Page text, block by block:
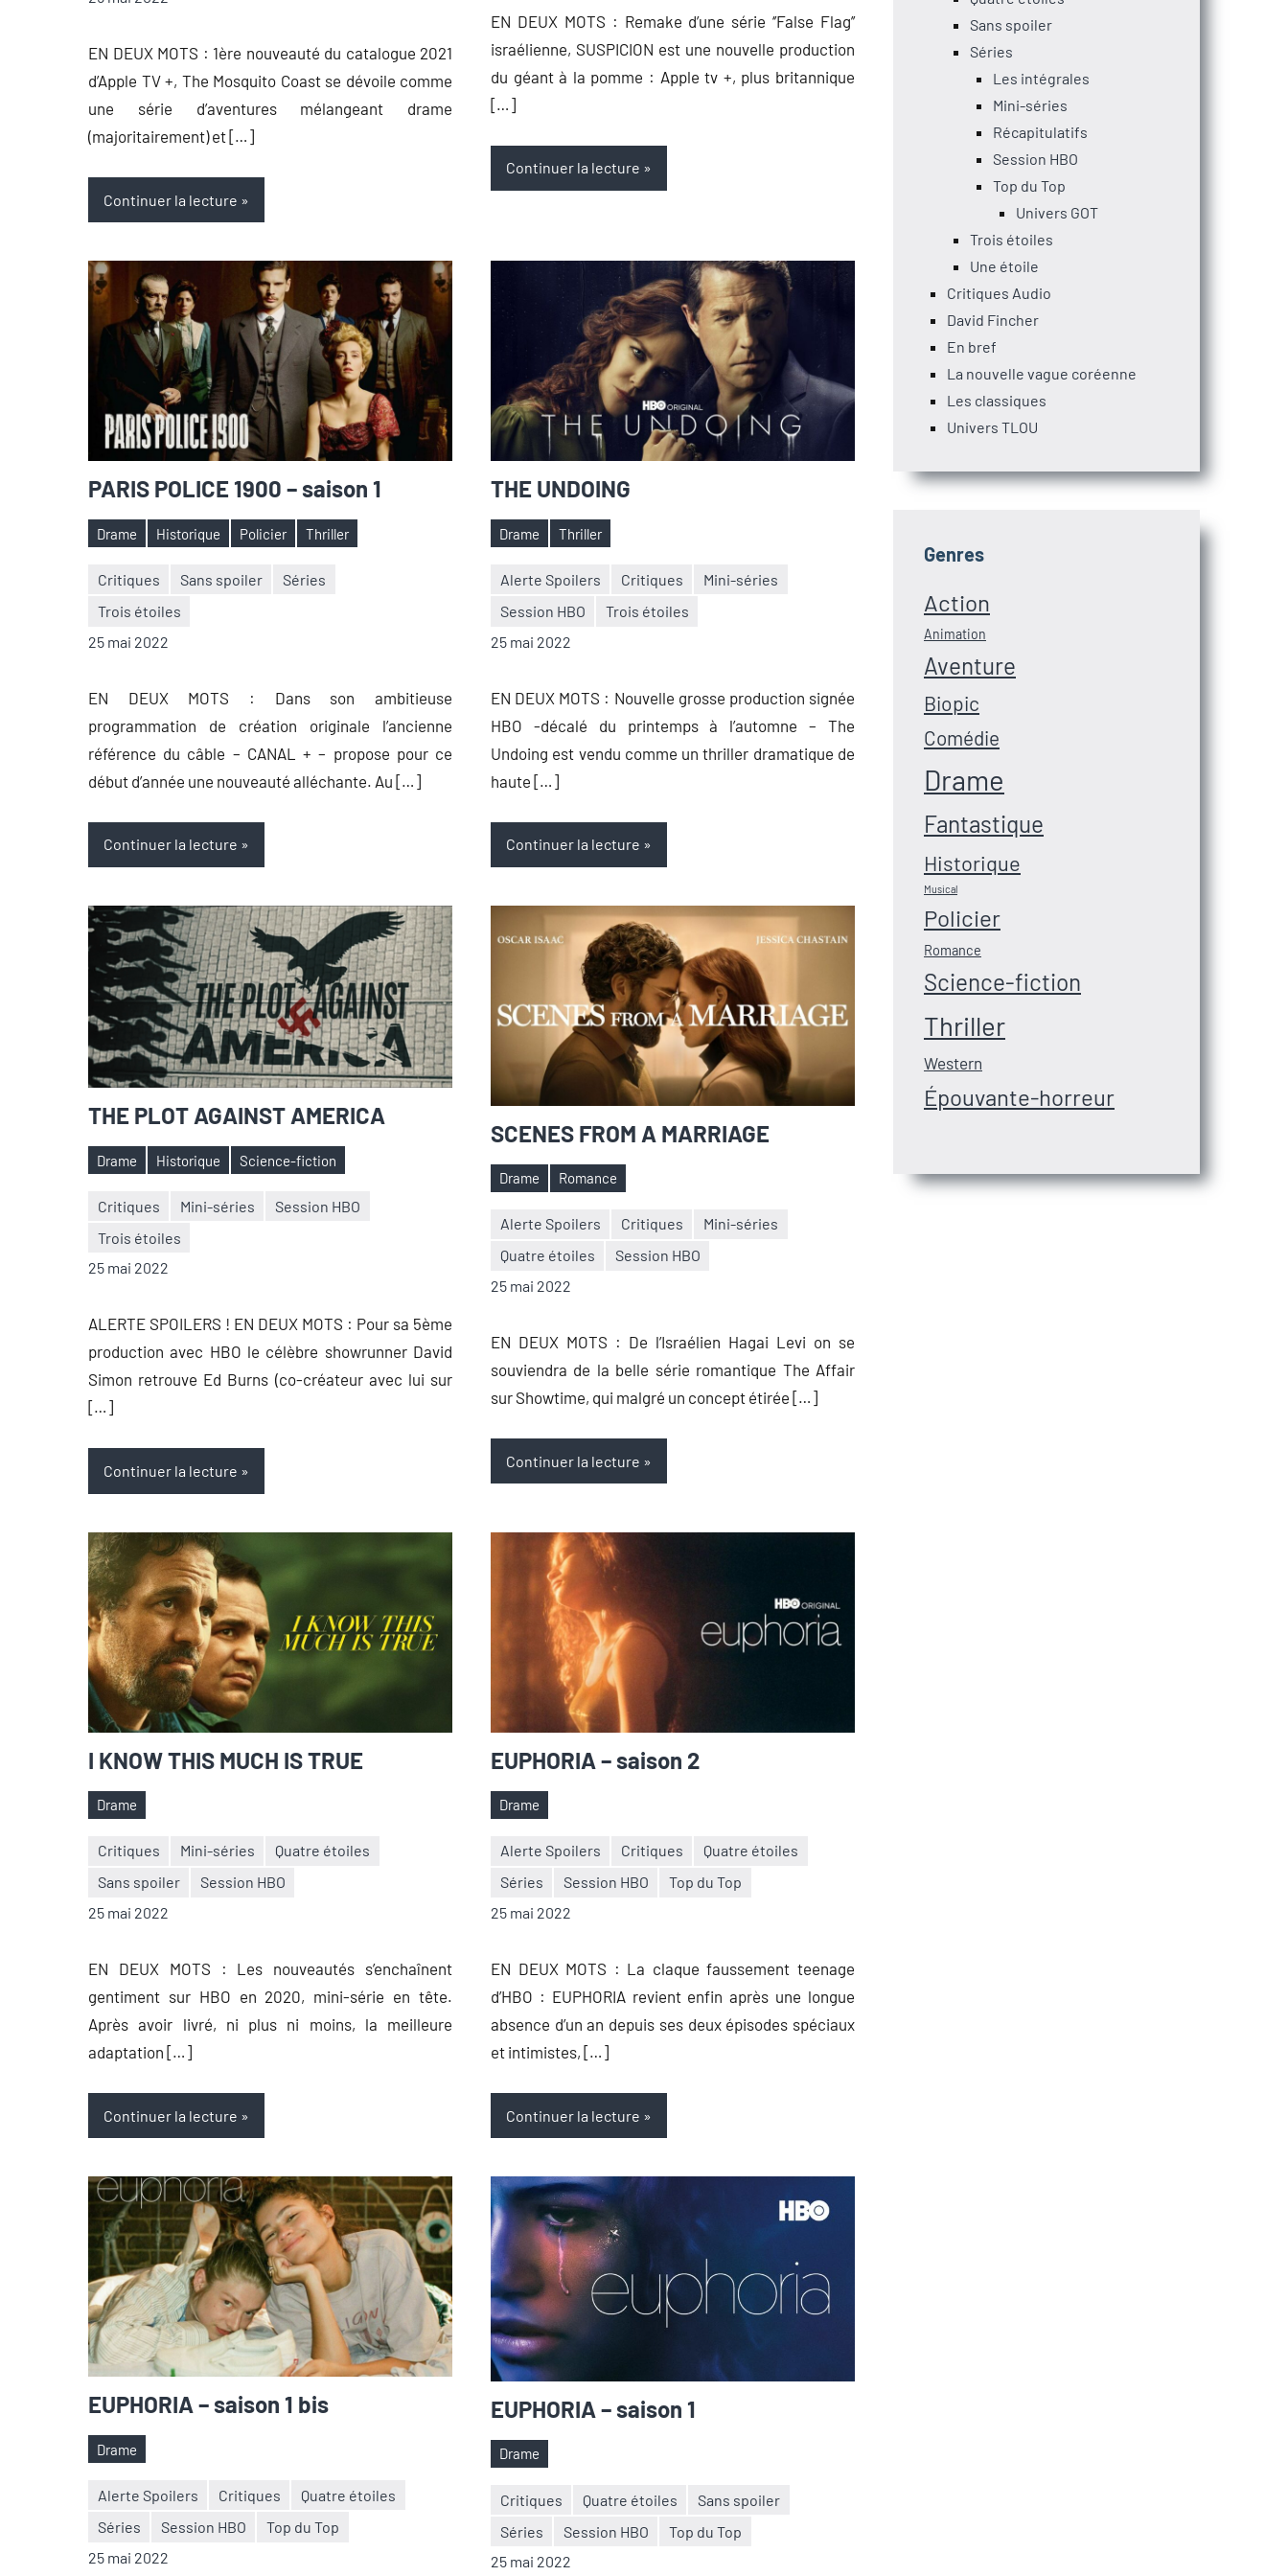
Auger
commentaire
EN DEUX MOTS : 1ère nouveauté du catalogue 2021
d’Apple TV +, The Mosquito Coast se dévoile comme
une série d’aventures mélangeant drame
(majoritairement) et […]
Continuer la lecture
EN DEUX MOTS : Remake d’une série ‘’False Flag’’
israélienne, SUSPICION est une nouvelle production
du géant à la pomme : Apple tv +, plus britannique
[…]
Continuer la lecture
PARIS POLICE 1900 – saison 1
Étiquettes
Drame Historique Policier Thriller
Critiques Sans spoiler
Séries
Trois étoiles
25 mai 2022
Nicolas
Auger
Aucun
commentaire
EN DEUX MOTS : Dans son ambitieuse
programmation de création originale l’ancienne
référence du câble – CANAL + – propose pour ce
début d’année une nouveauté alléchante. Au […]
Continuer la lecture
THE UNDOING
Étiquettes
Drame Thriller
Alerte Spoilers Critiques
Mini-séries
Session HBO
Trois étoiles
25 mai 2022
Nicolas
Auger
Aucun
commentaire
EN DEUX MOTS : Nouvelle grosse production signée
HBO -décalé du printemps à l’automne – The
Undoing est vendu comme un thriller dramatique de
haute […]
Continuer la lecture
THE PLOT AGAINST AMERICA
Étiquettes
Drame Historique Science-fiction
Critiques Mini-séries
Session HBO
Trois étoiles
25 mai 2022
Nicolas
Auger
Aucun
commentaire
ALERTE SPOILERS ! EN DEUX MOTS : Pour sa 5ème
production avec HBO le célèbre showrunner David
Simon retrouve Ed Burns (co-créateur avec lui sur
[…]
Continuer la lecture
SCENES FROM A MARRIAGE
Étiquettes
Drame Romance
Alerte Spoilers Critiques
Mini-séries
Quatre étoiles
Session HBO
25 mai 2022
Nicolas
Auger
commentaire
EN DEUX MOTS : De l’Israélien Hagai Levi on se
souviendra de la belle série romantique The Affair
sur Showtime, qui malgré un concept étirée […]
Continuer la lecture
I KNOW THIS MUCH IS TRUE
Étiquettes
Drame
Critiques Mini-séries
Quatre étoiles
Sans spoiler
Session HBO
25 mai 2022
Nicolas
Auger
Aucun
commentaire
EN DEUX MOTS : Les nouveautés s’enchaînent
gentiment sur HBO en 2020, mini-série en tête.
Après avoir livré, ni plus ni moins, la meilleure
adaptation […]
Continuer la lecture
EUPHORIA – saison 2
Étiquettes
Drame
Alerte Spoilers Critiques
Quatre étoiles
Séries
Session HBO
Top du Top
25 mai 2022
Nicolas
Auger
Aucun
commentaire
EN DEUX MOTS : La claque faussement teenage
d’HBO : EUPHORIA revient enfin après une longue
absence d’un an depuis ses deux épisodes spéciaux
et intimistes, […]
Continuer la lecture
EUPHORIA – saison 1 bis
Étiquettes
Drame
Alerte Spoilers Critiques
Quatre étoiles
Séries
Session HBO
Top du Top
25 mai 2022
Nicolas
Auger
Aucun
commentaire
EUPHORIA – saison 1
Étiquettes
Drame
Critiques Quatre étoiles
Sans spoiler
Séries
Session HBO
Top du Top
25 mai 2022
Nicolas
Auger
commentaires
Sans spoiler
Séries
Les intégrales
Mini-séries
Récapitulatifs
Session HBO
Top du Top
Univers GOT
Trois étoiles
Une étoile
Critiques Audio
David Fincher
En bref
La nouvelle vague coréenne
Les classiques
Univers TLOU
Genres
Action
Animation
Aventure
Biopic
Comédie
Drame
Fantastique
Historique
Musical
Policier
Romance
Science-fiction
Thriller
Western
Épouvante-horreur